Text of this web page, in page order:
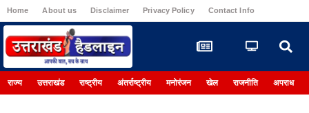
Home About us Disclaimer Privacy Policy Contact Info
राज्य उत्तराखंड राष्ट्रीय अंतर्राष्ट्रीय मनोरंजन खेल राजनीति अपराध